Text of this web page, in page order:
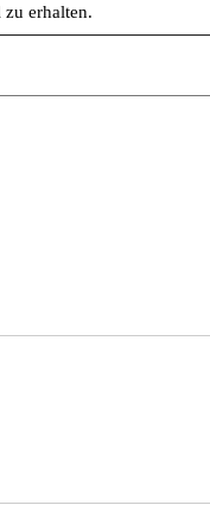
zu erhalten.